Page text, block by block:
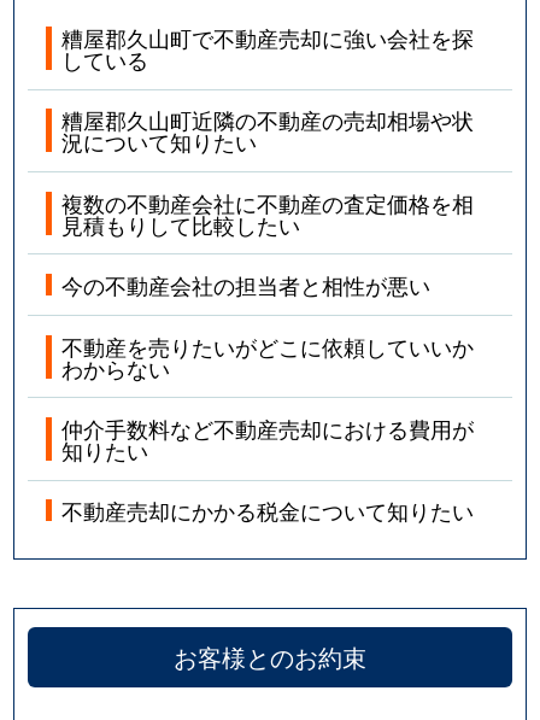
糟屋郡久山町で不動産売却に強い会社を探
している
糟屋郡久山町近隣の不動産の売却相場や状
況について知りたい
複数の不動産会社に不動産の査定価格を相
見積もりして比較したい
今の不動産会社の担当者と相性が悪い
不動産を売りたいがどこに依頼していいか
わからない
仲介手数料など不動産売却における費用が
知りたい
不動産売却にかかる税金について知りたい
お客様とのお約束